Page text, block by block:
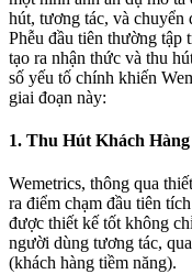
hút, tương tác, và chuyển
Phễu đầu tiên thường
tạo ra nhận thức và thu
số yếu tố chính khiến
giai đoạn này:
1. Thu Hút Khách
Wemetrics, thông qua
ra điểm chạm đầu tiên
được thiết kế tốt không
người dùng tương tác,
(khách hàng tiềm năng).